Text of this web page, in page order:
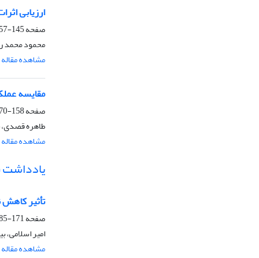
ارزیابی
صفحه145-157
محمود محمد
مشاهده مقاله
مقایسه
صفحه158-170
طاهره قصدی،
مشاهده مقاله
یادداشت فنی
تأثیر
صفحه171-185
امیر اسلامی،
مشاهده مقاله